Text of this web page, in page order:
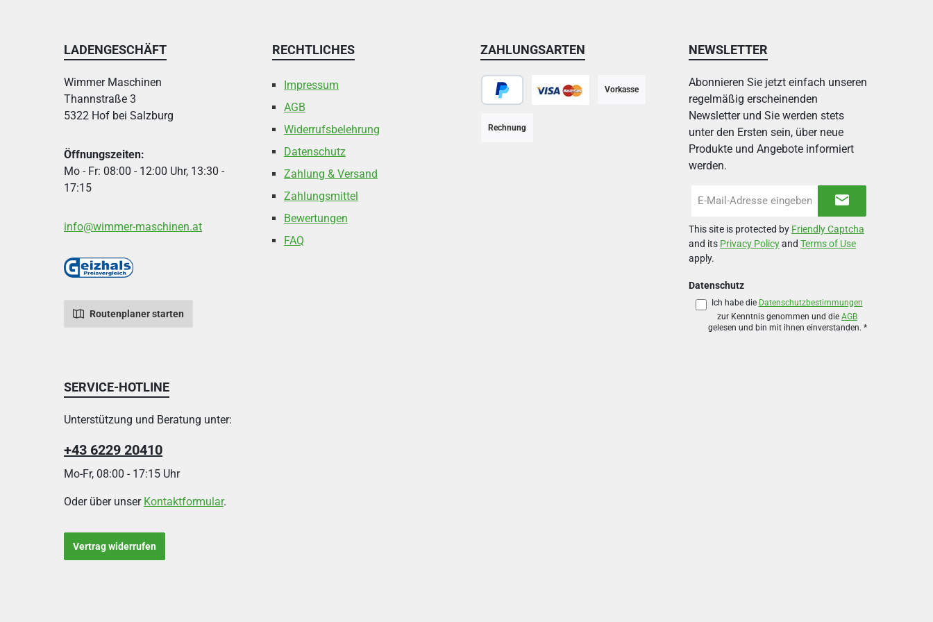
LADENGESCHÄFT
Wimmer Maschinen
Thannstraße 3
5322 Hof bei Salzburg
Öffnungszeiten:
Mo - Fr: 08:00 - 12:00 Uhr, 13:30 -
17:15
info@wimmer-maschinen.at
Routenplaner starten
RECHTLICHES
Impressum
AGB
Widerrufsbelehrung
Datenschutz
Zahlung & Versand
Zahlungsmittel
Bewertungen
FAQ
ZAHLUNGSARTEN
Vorkasse
Rechnung
NEWSLETTER
Abonnieren Sie jetzt einfach unseren
regelmäßig erscheinenden
Newsletter und Sie werden stets
unter den Ersten sein, über neue
Produkte und Angebote informiert
werden.
Mail-
*
This site is protected by Friendly Captcha
and its Privacy Policyand Terms of Use
apply.
Datenschutz
Ich habe die Datenschutzbestimmungen
zur Kenntnis genommen und die AGB
gelesen und bin mit ihnen einverstanden. *
SERVICE-HOTLINE
Unterstützung und Beratung unter:
+43 6229 20410
Mo-Fr, 08:00 - 17:15 Uhr
Oder über unser Kontaktformular.
Vertrag widerrufen